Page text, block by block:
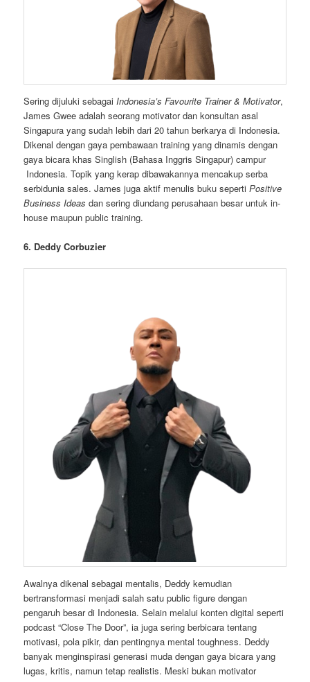
Sering dijuluki sebagai Indonesia’s Favourite Trainer & Motivator,
James Gwee adalah seorang motivator dan konsultan asal
Singapura yang sudah lebih dari 20 tahun berkarya di Indonesia.
Dikenal dengan gaya pembawaan training yang dinamis dengan
gaya bicara khas Singlish (Bahasa Inggris Singapur) campur
Indonesia. Topik yang kerap dibawakannya mencakup serba
serbidunia sales. James juga aktif menulis buku sepertiPositive
Business Ideas dan sering diundang perusahaan besar untuk in-
house maupun public training.
6. Deddy Corbuzier
Awalnya dikenal sebagai mentalis, Deddy kemudian
bertransformasi menjadi salah satu public figure dengan
pengaruh besar di Indonesia. Selain melalui konten digital seperti
podcast “Close The Door”, ia juga sering berbicara tentang
motivasi, pola pikir, dan pentingnya mental toughness. Deddy
banyak menginspirasi generasi muda dengan gaya bicara yang
lugas, kritis, namun tetap realistis. Meski bukan motivator